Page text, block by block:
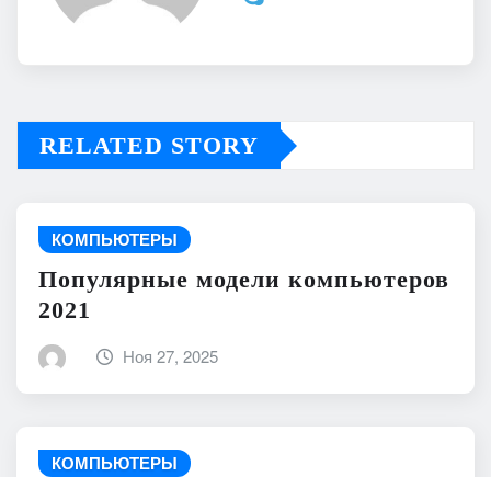
RELATED STORY
КОМПЬЮТЕРЫ
Популярные модели компьютеров
2021
Ноя 27, 2025
КОМПЬЮТЕРЫ